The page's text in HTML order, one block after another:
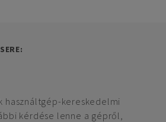
használtgép-kereskedelmi
kérdése lenne a gépről,